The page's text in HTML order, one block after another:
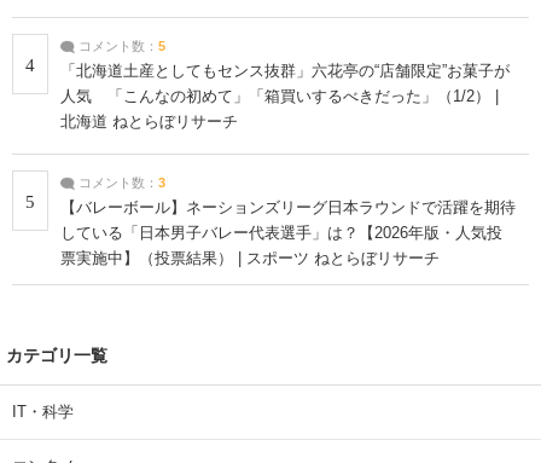
4
コメント数： 5
「北海道土産としてもセンス抜群」六花亭の“店舗限定”お菓子が
人気 「こんなの初めて」「箱買いするべきだった」（1/2） |
北海道 ねとらぼリサーチ
5
コメント数： 3
【バレーボール】ネーションズリーグ日本ラウンドで活躍を期待
している「日本男子バレー代表選手」は？【2026年版・人気投
票実施中】（投票結果） | スポーツ ねとらぼリサーチ
カテゴリ一覧
IT・科学